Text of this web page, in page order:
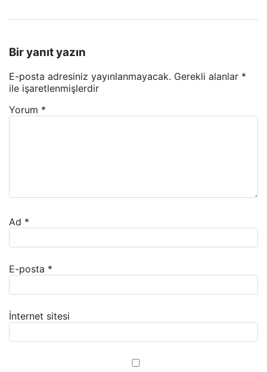
Bir yanıt yazın
E-posta adresiniz yayınlanmayacak. Gerekli alanlar *
ile işaretlenmişlerdir
Yorum *
Ad *
E-posta *
İnternet sitesi